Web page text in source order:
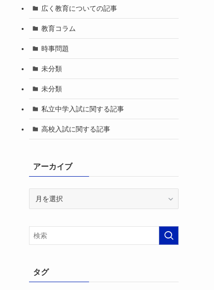
広く教育についての記事
教育コラム
時事問題
未分類
未分類
私立中学入試に関する記事
高校入試に関する記事
アーカイブ
イ
ブ
タグ